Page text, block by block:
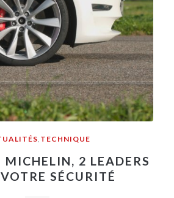
, TECHNIQUE
MICHELIN, 2 LEADERS
SÉCURITÉ